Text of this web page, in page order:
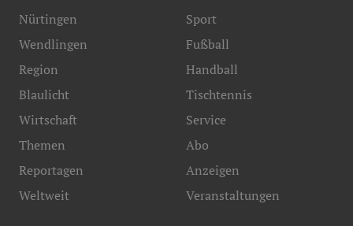
Nürtingen
Wendlingen
Region
Blaulicht
Sport
Fußball
Handball
Tischtennis
Wirtschaft
Themen
Reportagen
Weltweit
Service
Abo
Anzeigen
Veranstaltungen